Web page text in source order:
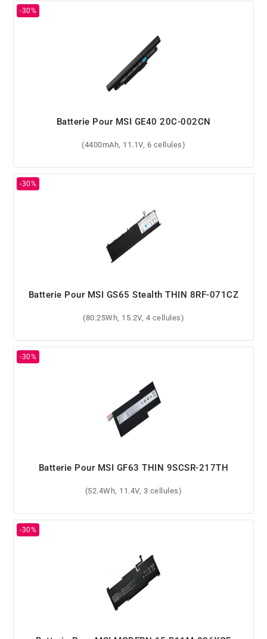
Batterie Pour MSI GE40 20C-002CN
(4400mAh, 11.1V, 6 cellules)
Batterie Pour MSI GS65 Stealth THIN 8RF-071CZ
(80.25Wh, 15.2V, 4 cellules)
Batterie Pour MSI GF63 THIN 9SCSR-217TH
(52.4Wh, 11.4V, 3 cellules)